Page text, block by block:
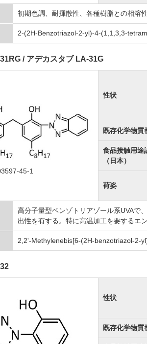
初期色調、耐揮散性、各種樹脂との相溶
2-(2H-Benzotriazol-2-yl)-4-(1,1,3,3-
/ アデカスタブ LA-31G
45-1
性状
既存化学物質
食品接触用途
（日本）
荷姿
高分子量型ベンゾトリアゾール系UVAで
出性を有する。特に高温加工を要するエ
2,2'-Methylenebis[6-(2H-benzotriazol-2-
性状
既存化学物質